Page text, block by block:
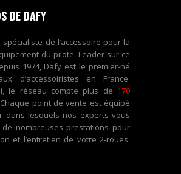
DE DAFY
spécialiste de l’accessoire pour la
du pilote. Leader sur ce
1974, Dafy est le premier-né
d’accessoiristes en France.
le réseau compte plus de 170
point de vente est équipé
dans lesquels nos experts vous
nombreuses prestations pour
et l’entretien de votre 2-roues.